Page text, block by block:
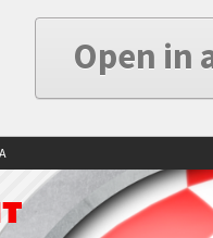
Open in